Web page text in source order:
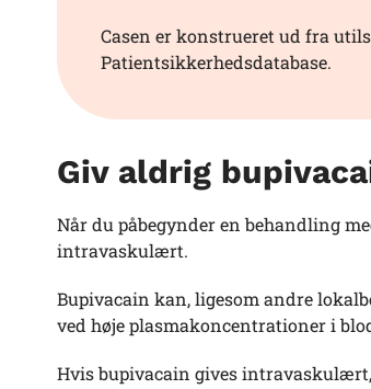
Casen er konstrueret ud fra
Patientsikkerhedsdatabase.
Giv aldrig
Når du påbegynder en behandling
intravaskulært.
Bupivacain kan, ligesom andre
ved høje plasmakoncentrationer i
Hvis bupivacain gives